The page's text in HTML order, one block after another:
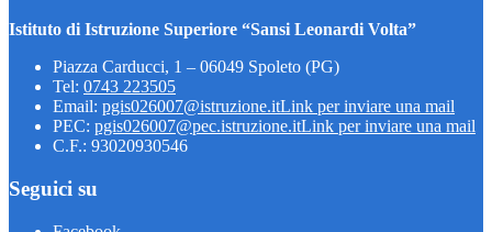
Istituto di Istruzione Superiore “Sansi Leonardi Volta”
Piazza Carducci, 1 – 06049 Spoleto (PG)
Tel: 0743 223505
Email: pgis026007@istruzione.itLink per inviare una mail
PEC: pgis026007@pec.istruzione.itLink per inviare una mail
C.F.: 93020930546
Seguici su